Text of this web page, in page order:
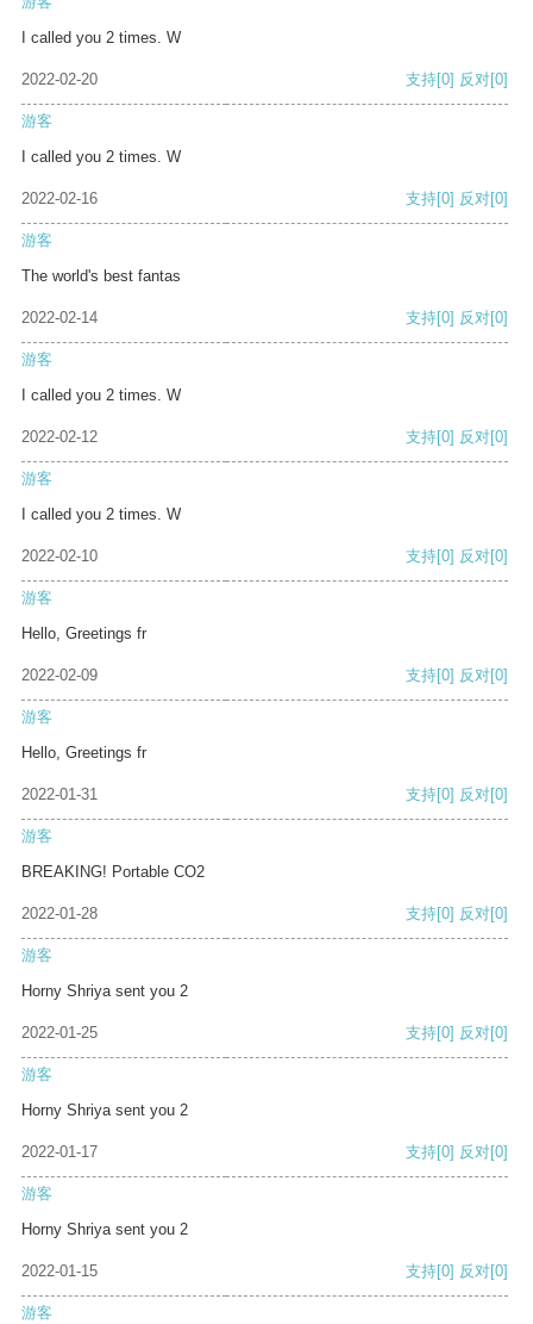
I called you 2 times. W
2022-02-20 支持[0] 反对[0]
游客
I called you 2 times. W
2022-02-16 支持[0] 反对[0]
游客
The world's best fantas
2022-02-14 支持[0] 反对[0]
游客
I called you 2 times. W
2022-02-12 支持[0] 反对[0]
游客
I called you 2 times. W
2022-02-10 支持[0] 反对[0]
游客
Hello, Greetings fr
2022-02-09 支持[0] 反对[0]
游客
Hello, Greetings fr
2022-01-31 支持[0] 反对[0]
游客
BREAKING! Portable CO2
2022-01-28 支持[0] 反对[0]
游客
Horny Shriya sent you 2
2022-01-25 支持[0] 反对[0]
游客
Horny Shriya sent you 2
2022-01-17 支持[0] 反对[0]
游客
Horny Shriya sent you 2
2022-01-15 支持[0] 反对[0]
游客